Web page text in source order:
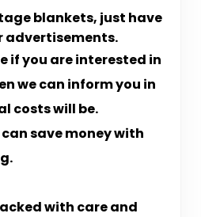
blankets, just have
advertisements.
if you are interested in
we can inform you in
costs will be.
save money with
with care and